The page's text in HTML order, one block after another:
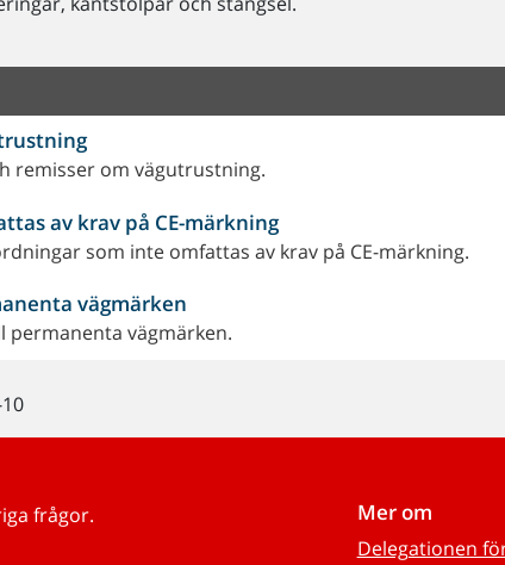
remisser om vägutrustning.
av krav på CE-märkning
som inte omfattas av krav på CE-märkning.
vägmärken
vägmärken.
frågor. Mer om
Delegationen